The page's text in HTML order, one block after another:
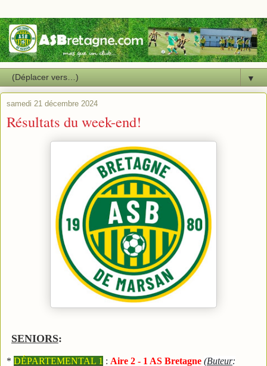
▼
samedi 21 décembre 2024
Résultats du week-end!
SENIORS:
* DÉPARTEMENTAL 1 : Aire 2 - 1 AS Bretagne (Buteur: